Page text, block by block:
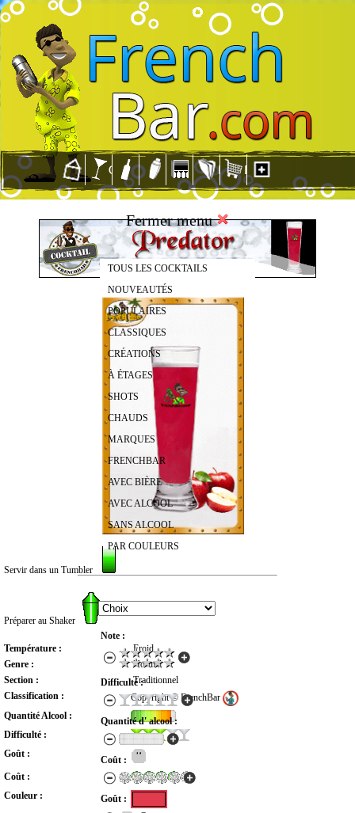
Fermer menu
TOUS LES COCKTAILS
NOUVEAUTÉS
POPULAIRES
CLASSIQUES
CRÉATIONS
À ÉTAGES
SHOTS
CHAUDS
MARQUES
FRENCHBAR
AVEC BIÈRE
AVEC ALCOOL
SANS ALCOOL
PAR COULEURS
Note :
Difficulté :
Quantité d' alcool :
Coût :
Goût :
Servir dans un Tumbler
Préparer au Shaker
Température :
Froid
Genre :
Normal
Section :
Traditionnel
Classification :
Copyright © FrenchBar
Quantité Alcool :
Difficulté :
Goût :
Coût :
Couleur :